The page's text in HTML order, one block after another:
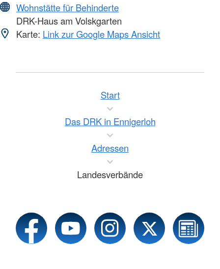
Wohnstätte für Behinderte
DRK-Haus am Volskgarten
Karte: Link zur Google Maps Ansicht
Start
Das DRK in Ennigerloh
Adressen
Landesverbände